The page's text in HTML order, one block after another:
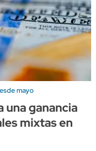
mayo
una ganancia
mixtas en